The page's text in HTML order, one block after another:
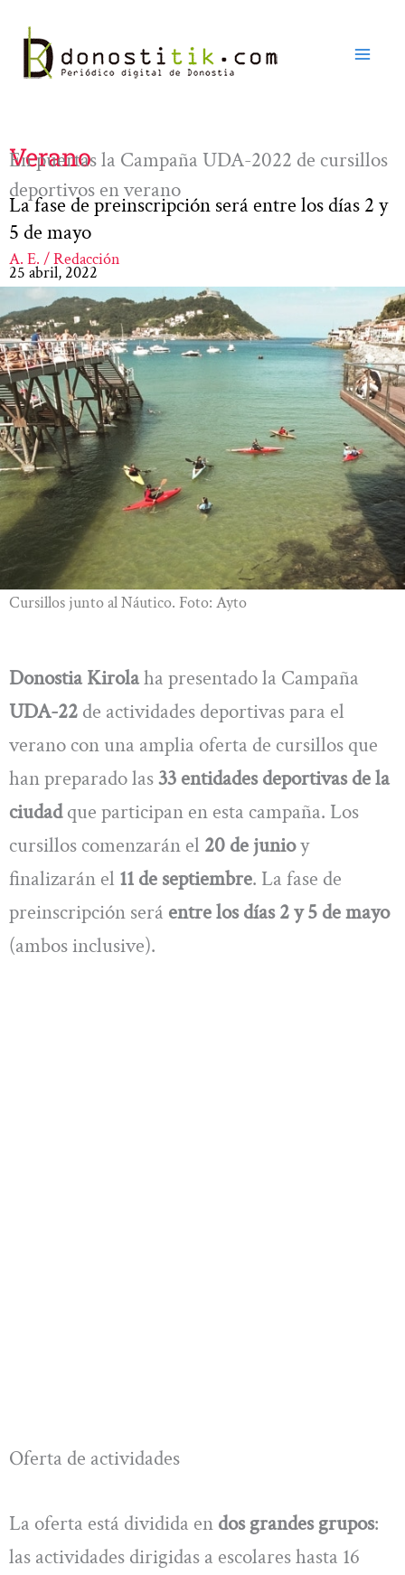
contenido
Verano
En puertas la Campaña UDA-2022 de cursillos
deportivos en verano
La fase de preinscripción será entre los días 2 y
5 de mayo
A. E. / Redacción
25 abril, 2022
Cursillos junto al Náutico. Foto: Ayto
Donostia Kirolaha presentado la Campaña
UDA-22 de actividades deportivas para el
verano con una amplia oferta de cursillos que
han preparado las33 entidades deportivas de la
ciudadque participan en esta campaña. Los
cursillos comenzarán el 20 de junioy
finalizarán el 11 de septiembre. La fase de
preinscripción será entre los días 2 y 5 de mayo
(ambos inclusive).
Oferta de actividades
La oferta está dividida en dos grandes grupos:
las actividades dirigidas a escolares hasta 16